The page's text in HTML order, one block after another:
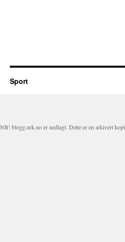
Sport
NB! blogg.nrk.no er nedlagt. Dette er en arkivert kopi